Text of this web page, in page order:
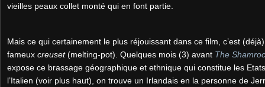
vieilles peaux collet monté qui en font partie.
Mais ce qui certainement le plus réjouissant dans ce film, c’est
fameux creuset(melting-pot). Quelques mois (3) avant The
expose ce brassage géographique et ethnique qui constitue les
l’Italien (voir plus haut), on trouve un Irlandais en la personne de